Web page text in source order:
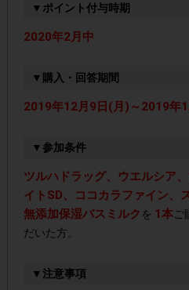
▼ポイント付与時期
2020年2月中
▼購入・回答期間
2019年12月9日(月)～2019年
▼参加条件
ツルハドラッグ、ウエルシア
イトSD、ココカラファイン、
無添加保湿バスミルク を 1本ご
だいた方。
▼注意事項